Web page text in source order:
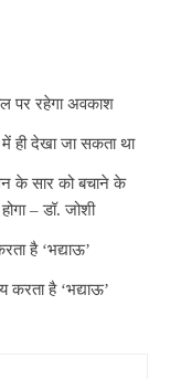
पर रहेगा अवकाश
में ही देखा जा सकता था
के सार को बचाने के
– डॉ. जोशी
है ‘भद्याऊ’
करता है ‘भद्याऊ’